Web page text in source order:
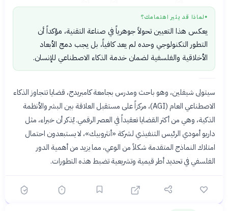
● لماذا قد يثير اهتمامك؟
يعكس هذا التعيين تحولاً جوهرياً في صناعة التقنية، مؤكداً أن
التطور التكنولوجي وحده لم يعد كافياً، بل يجب دمج الأبعاد
الأخلاقية والفلسفية لضمان خدمة الذكاء الاصطناعي للإنسان.
سيتولى شيفلين، وهو باحث ومدرس بجامعة كامبريدج، قضايا تتجاوز الذكاء
الاصطناعي العام (AGI)، مركزاً على مستقبل العلاقة بين البشر والأنظمة
الذكية، وهي من أكثر القضايا تعقيداً في العصر الرقمي. يُذكر أن خبراء، مثل
داريو أمودي الرئيس التنفيذي لشركة «أنثروبيك»، لا يستبعدون احتمال
امتلاك النماذج المتقدمة شكلاً من الوعي، مما يزيد من أهمية الدور
الفلسفي في تحديد أطر قيمية وتشريعية تضبط هذه التطورات.